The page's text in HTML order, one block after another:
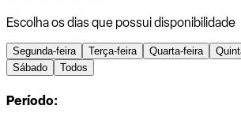
Escolha os dias que possui disponibilidade
Segunda-feira Terça-feira Quarta-feira
Sábado
Todos
Período: